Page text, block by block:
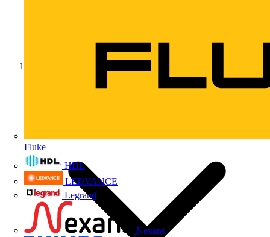
Fluke
HDL
LEDVANCE
Legrand
Nexans